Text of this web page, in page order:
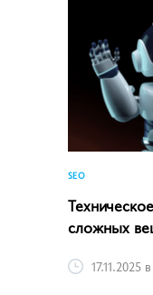
SEO
сложных
17.11.2025